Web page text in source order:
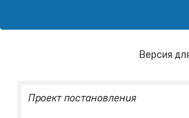
Версия
Проект постановления